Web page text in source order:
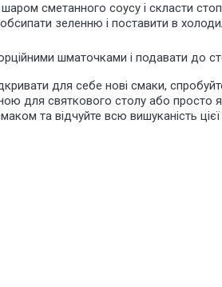
сметанного соусу і скласти
зеленню і поставити в
шматочками і подавати до
для себе нові смаки,
для святкового столу або просто
та відчуйте всю вишуканість цієї